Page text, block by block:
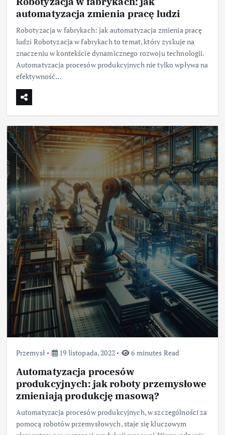
automatyzacja zmienia pracę ludzi
Robotyzacja w fabrykach: jak automatyzacja zmienia pracę
ludzi Robotyzacja w fabrykach to temat, który zyskuje na
znaczeniu w kontekście dynamicznego rozwoju technologii.
Automatyzacja procesów produkcyjnych nie tylko wpływa na
efektywność…
Przemysł 19 listopada, 2022 6 minutes Read
Automatyzacja procesów
produkcyjnych: jak roboty przemysłowe
zmieniają produkcję masową?
Automatyzacja procesów produkcyjnych, w szczególności za
pomocą robotów przemysłowych, staje się kluczowym